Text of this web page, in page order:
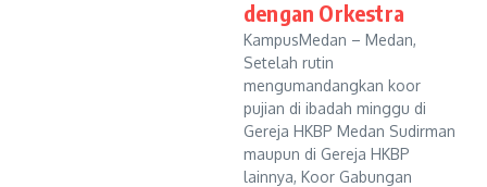
dengan Orkestra
KampusMedan – Medan,
Setelah rutin
mengumandangkan koor
pujian di ibadah minggu di
Gereja HKBP Medan Sudirman
maupun di Gereja HKBP
lainnya, Koor Gabungan